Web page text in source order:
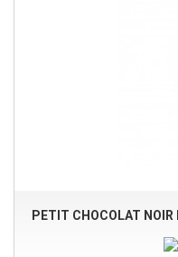
PETIT CHOCOLAT NOIR